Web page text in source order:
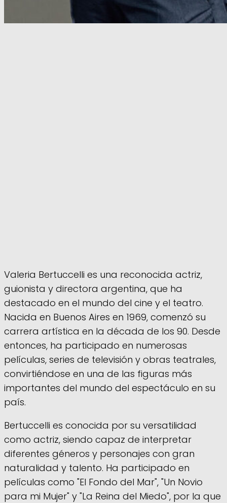
Valeria Bertuccelli es una reconocida actriz,
guionista y directora argentina, que ha
destacado en el mundo del cine y el teatro.
Nacida en Buenos Aires en 1969, comenzó su
carrera artística en la década de los 90. Desde
entonces, ha participado en numerosas
películas, series de televisión y obras teatrales,
convirtiéndose en una de las figuras más
importantes del mundo del espectáculo en su
país.
Bertuccelli es conocida por su versatilidad
como actriz, siendo capaz de interpretar
diferentes géneros y personajes con gran
naturalidad y talento. Ha participado en
películas como "El Fondo del Mar", "Un Novio
para mi Mujer" y "La Reina del Miedo", por la que